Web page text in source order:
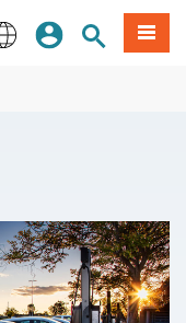
登入站內搜尋
選單